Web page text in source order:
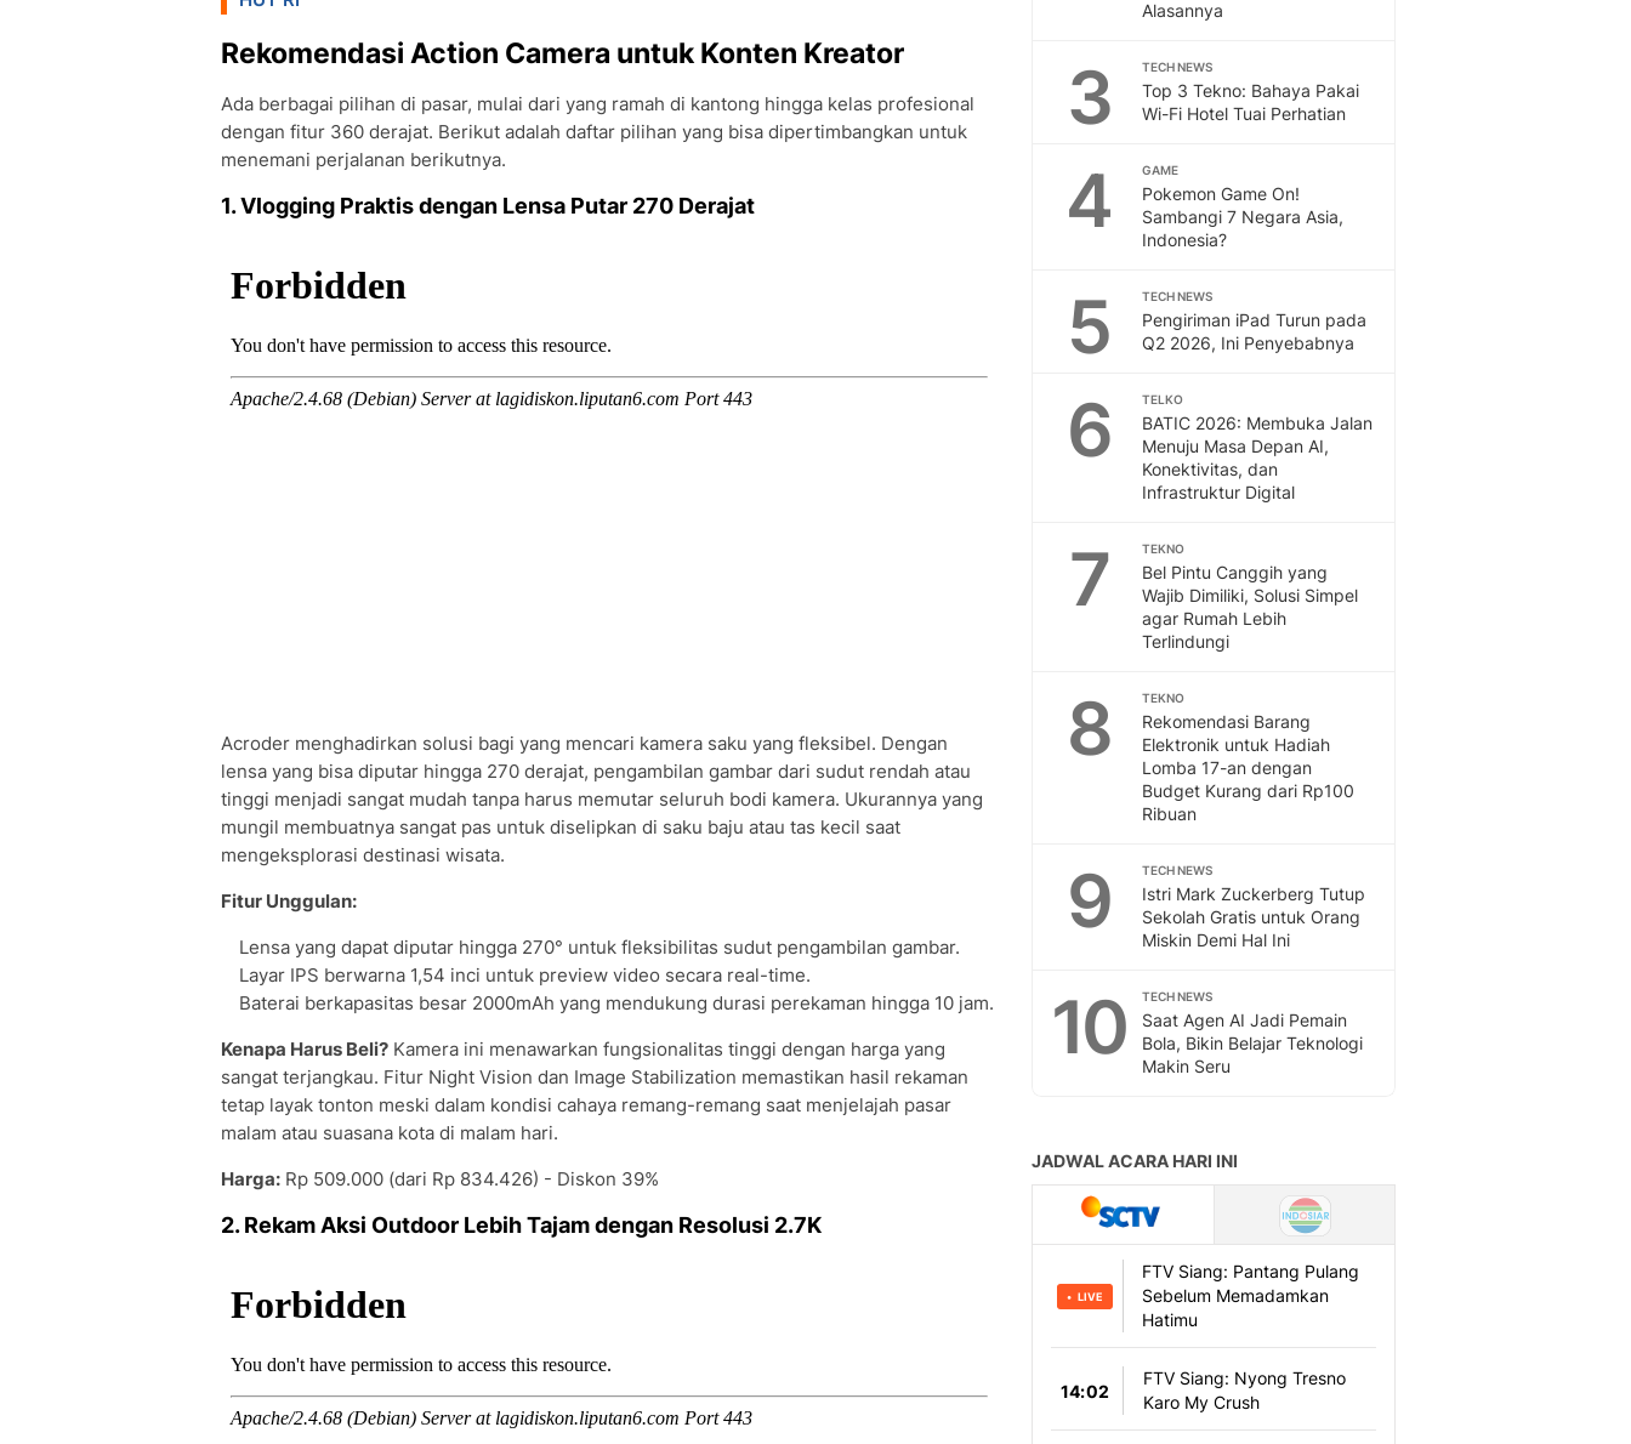
Rekomendasi Action Camera untuk Konten Kreator
Ada berbagai pilihan di pasar, mulai dari yang ramah di kantong hingga kelas profesional
dengan fitur 360 derajat. Berikut adalah daftar pilihan yang bisa dipertimbangkan untuk
menemani perjalanan berikutnya.
1. Vlogging Praktis dengan Lensa Putar 270 Derajat
Acroder menghadirkan solusi bagi yang mencari kamera saku yang fleksibel. Dengan
lensa yang bisa diputar hingga 270 derajat, pengambilan gambar dari sudut rendah atau
tinggi menjadi sangat mudah tanpa harus memutar seluruh bodi kamera. Ukurannya yang
mungil membuatnya sangat pas untuk diselipkan di saku baju atau tas kecil saat
mengeksplorasi destinasi wisata.
Fitur Unggulan:
Lensa yang dapat diputar hingga 270° untuk fleksibilitas sudut pengambilan gambar.
Layar IPS berwarna 1,54 inci untuk preview video secara real-time.
Baterai berkapasitas besar 2000mAh yang mendukung durasi perekaman hingga 10 jam.
Kenapa Harus Beli? Kamera ini menawarkan fungsionalitas tinggi dengan harga yang
sangat terjangkau. Fitur Night Vision dan Image Stabilization memastikan hasil rekaman
tetap layak tonton meski dalam kondisi cahaya remang-remang saat menjelajah pasar
malam atau suasana kota di malam hari.
Harga: Rp 509.000 (dari Rp 834.426) - Diskon 39%
2. Rekam Aksi Outdoor Lebih Tajam dengan Resolusi 2.7K
Alasannya
3 TECH NEWS
Top 3 Tekno: Bahaya Pakai
Wi-Fi Hotel Tuai Perhatian
4 GAME
Pokemon Game On!
Sambangi 7 Negara Asia,
Indonesia?
5 TECH NEWS
Pengiriman iPad Turun pada
Q2 2026, Ini Penyebabnya
6 TELKO
BATIC 2026: Membuka Jalan
Menuju Masa Depan AI,
Konektivitas, dan
Infrastruktur Digital
7 TEKNO
Bel Pintu Canggih yang
Wajib Dimiliki, Solusi Simpel
agar Rumah Lebih
Terlindungi
8 TEKNO
Rekomendasi Barang
Elektronik untuk Hadiah
Lomba 17-an dengan
Budget Kurang dari Rp100
Ribuan
9 TECH NEWS
Istri Mark Zuckerberg Tutup
Sekolah Gratis untuk Orang
Miskin Demi Hal Ini
10 TECH NEWS
Saat Agen AI Jadi Pemain
Bola, Bikin Belajar Teknologi
Makin Seru